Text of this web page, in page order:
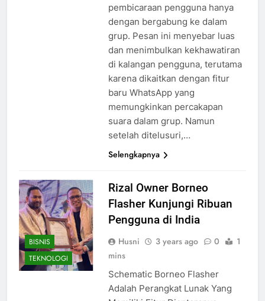
pembicaraan pengguna hanya
dengan bergabung ke dalam
grup. Pesan ini menyebar luas
dan menimbulkan kekhawatiran
di kalangan pengguna, terutama
karena dikaitkan dengan fitur
baru WhatsApp yang
memungkinkan percakapan
suara dalam grup. Namun
setelah ditelusuri,…
Selengkapnya
BISNIS
TEKNOLOGI
Rizal Owner Borneo
Flasher Kunjungi Ribuan
Pengguna di India
Husni 3 years ago 0
1
mins
Schematic Borneo Flasher
Adalah Perangkat Lunak Yang